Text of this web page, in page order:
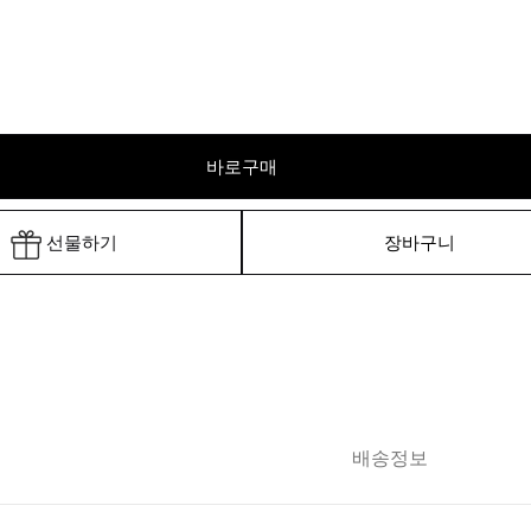
바로구매
선물하기 장바구니
배송정보